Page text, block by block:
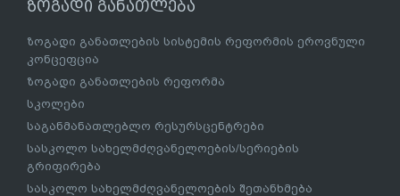
ზოგადი განათლება
ზოგადი განათლების სისტემის რეფორმის ეროვნული
კონცეფცია
ზოგადი განათლების რეფორმა
სკოლები
საგანმანათლებლო რესურსცენტრები
სასკოლო სახელმძღვანელოების/სერიების
გრიფირება
სასკოლო სახელმძღვანელოების შეთანხმება